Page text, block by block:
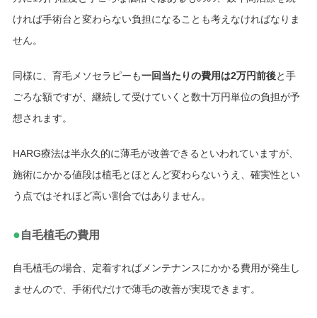
ければ手術台と変わらない負担になることも考えなければなりま
せん。
同様に、育毛メソセラピーも一回当たりの費用は2万円前後と手
ごろな額ですが、継続して受けていくと数十万円単位の負担が予
想されます。
HARG療法は半永久的に薄毛が改善できるといわれていますが、
施術にかかる値段は植毛とほとんど変わらないうえ、確実性とい
う点ではそれほど高い割合ではありません。
●自毛植毛の費用
自毛植毛の場合、定着すればメンテナンスにかかる費用が発生し
ませんので、手術代だけで薄毛の改善が実現できます。